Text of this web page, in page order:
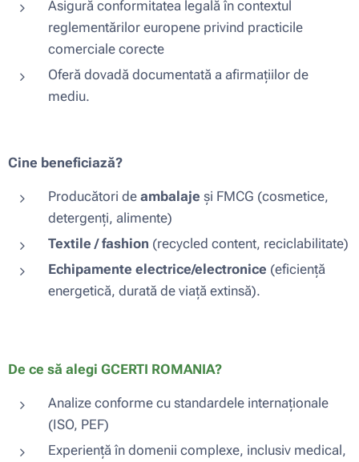
Asigură conformitatea legală în contextul
reglementărilor europene privind practicile
comerciale corecte
Oferă dovadă documentată a afirmațiilor de
mediu.
Cine beneficiază?
Producători de ambalaje și FMCG (cosmetice,
detergenți, alimente)
Textile / fashion (recycled content, reciclabilitate)
Echipamente electrice/electronice (eficiență
energetică, durată de viață extinsă).
De ce să alegi GCERTI ROMANIA?
Analize conforme cu standardele internaționale
(ISO, PEF)
Experiență în domenii complexe, inclusiv medical,